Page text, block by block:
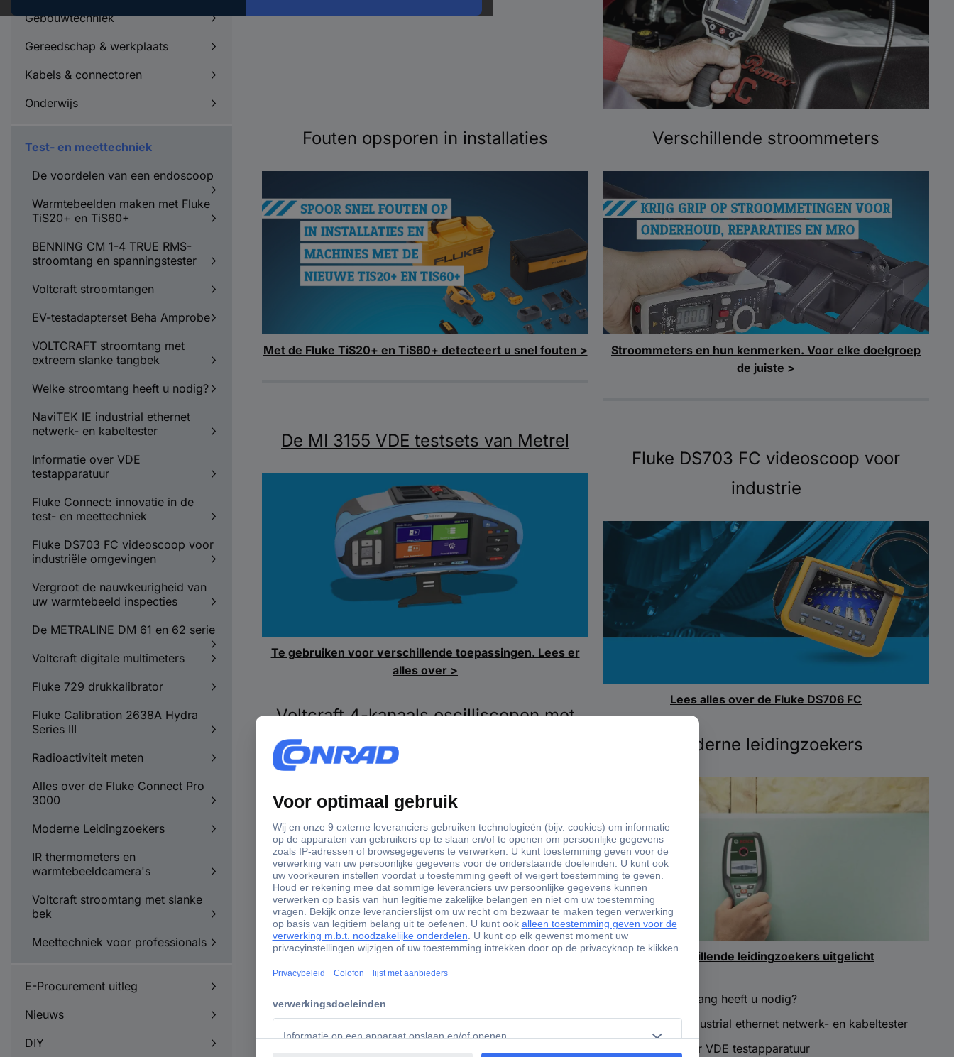
Fouten opsporen in installaties
Met de Fluke TiS20+ en TiS60+ detecteert u snel fouten >
De MI 3155 VDE testsets van Metrel
Te gebruiken voor verschillende toepassingen. Lees er
alles over >
Voltcraft 4-kanaals oscilliscopen met
dataopslag
De DSO-1000 serie combineert talrijke meetfuncties in één
apparaat >
De voordelen van een endoscoop
BENNING CM 1-4 stroom- en spanningstester
Verschillende stroommeters
Stroommeters en hun kenmerken. Voor elke doelgroep
de juiste >
Fluke DS703 FC videoscoop voor
industrie
Lees alles over de Fluke DS706 FC
Moderne leidingzoekers
Verschillende leidingzoekers uitgelicht
Welke stroomtang heeft u nodig?
NaviTEK IE industrial ethernet netwerk- en kabeltester
Informatie over VDE testapparatuur
Gebouwtechniek
Gereedschap & werkplaats
Kabels & connectoren
Onderwijs
Test- en meettechniek
De voordelen van een endoscoop
Warmtebeelden maken met Fluke
TiS20+ en TiS60+
BENNING CM 1-4 TRUE RMS-
stroomtang en spanningstester
Voltcraft stroomtangen
EV-testadapterset Beha Amprobe
VOLTCRAFT stroomtang met
extreem slanke tangbek
Welke stroomtang heeft u nodig?
NaviTEK IE industrial ethernet
netwerk- en kabeltester
Informatie over VDE
testapparatuur
Fluke Connect: innovatie in de
test- en meettechniek
Fluke DS703 FC videoscoop voor
industriële omgevingen
Vergroot de nauwkeurigheid van
uw warmtebeeld inspecties
De METRALINE DM 61 en 62 serie
Voltcraft digitale multimeters
Fluke 729 drukkalibrator
Fluke Calibration 2638A Hydra
Series III
Radioactiviteit meten
Alles over de Fluke Connect Pro
3000
Moderne Leidingzoekers
IR thermometers en
warmtebeeldcamera's
Voltcraft stroomtang met slanke
bek
Meettechniek voor professionals
E-Procurement uitleg
Nieuws
DIY